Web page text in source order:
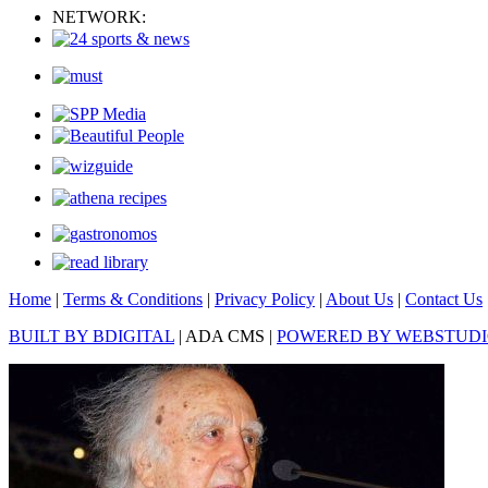
NETWORK:
Home | Terms & Conditions | Privacy Policy | About Us | Contact Us
BUILT BY BDIGITAL | ADA CMS | POWERED BY